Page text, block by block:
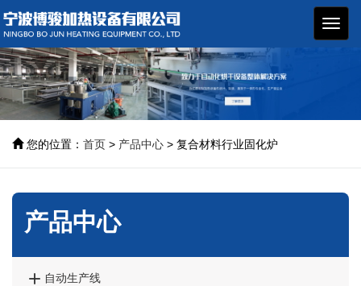
博骏
加热
您的位置： 首页 > 产品中心 > 复合材料行业固化炉
产品中心
 自动生产线